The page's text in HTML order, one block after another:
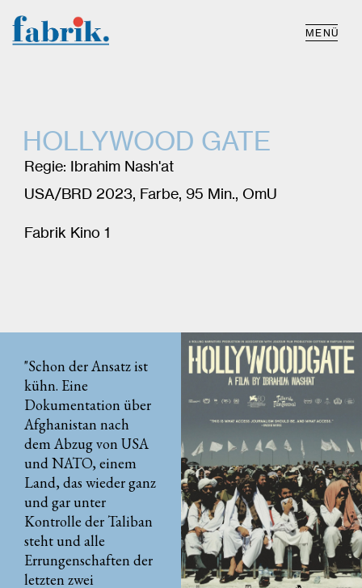
MENÜ
HOLLYWOOD GATE
Regie: Ibrahim Nash'at
USA/BRD 2023, Farbe, 95 Min., OmU
Fabrik Kino 1
"Schon der Ansatz ist
kühn. Eine
Dokumentation über
Afghanistan nach
dem Abzug von USA
und NATO, einem
Land, das wieder ganz
und gar unter
Kontrolle der Taliban
steht und alle
Errungenschaften der
letzten zwei